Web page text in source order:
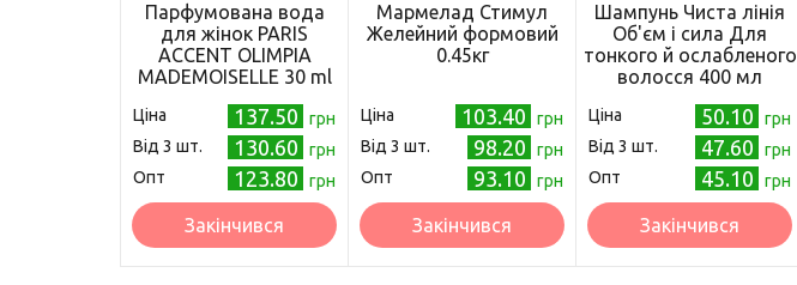
Парфумована вода
для жінок PARIS
ACCENT OLIMPIA
MADEMOISELLE 30 ml
Ціна 137.50
грн
Від 3 шт.
130.60
грн
Опт
123.80 грн
Закінчився
Мармелад Стимул
Желейний формовий
0.45кг
Ціна 103.40
грн
Від 3 шт.
98.20
грн
Опт
93.10 грн
Закінчився
Шампунь Чиста лінія
Об'єм і сила Для
тонкого й ослабленого
волосся 400 мл
Ціна 50.10
грн
Від 3 шт.
47.60
грн
Опт
45.10 грн
Закінчився